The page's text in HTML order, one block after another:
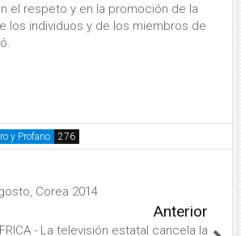
el respeto y en la promoción de la
los individuos y de los miembros de
y Profano
Corea 2014
Anterior
- La televisión estatal cancela la